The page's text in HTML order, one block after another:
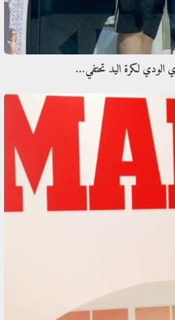
الودي لكرة اليد تحتفي…